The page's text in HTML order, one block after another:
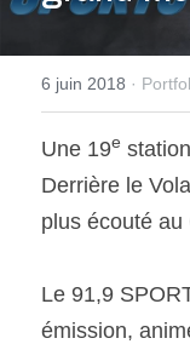
6 juin 2018 ·
Une 19e
Derrière le
plus écouté au
Le 91,9
émission,